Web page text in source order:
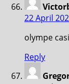
22 April
olympe
Reply